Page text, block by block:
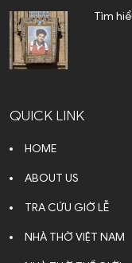
Tìm
QUICK LINK
HOME
ABOUT US
TRA CỨU GIỜ LỄ
NHÀ THỜ VIỆT NAM